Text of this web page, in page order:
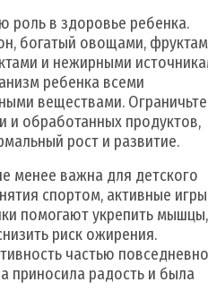
роль в здоровье ребенка.
богатый овощами,
и нежирными
ребенка всеми
веществами. Ограничьте
и обработанных продуктов,
рост и развитие.
менее важна для детского
спортом, активные
помогают укрепить мышцы,
риск ожирения.
частью
приносила радость и была